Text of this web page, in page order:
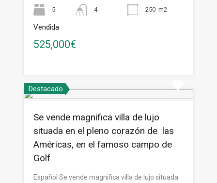
5
4
250 m2
Vendida
525,000€
Destacado
Se vende magnifica villa de lujo
situada en el pleno corazón de las
Américas, en el famoso campo de
Golf
Español Se vende magnifica villa de lujo situada